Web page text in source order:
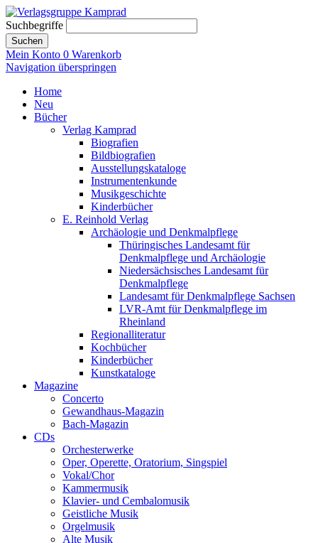
Suchbegriffe
Suchen
Mein Konto 0 Warenkorb
Navigation überspringen
Home
Neu
Bücher
Verlag Kamprad
Biografien
Bildbiografien
Ausstellungskataloge
Instrumentenkunde
Musikgeschichte
Kinderbücher
E. Reinhold Verlag
Archäologie und Denkmalpflege
Thüringisches Landesamt für
Denkmalpflege und Archäologie
Niedersächsisches Landesamt für
Denkmalpflege
Landesamt für Denkmalpflege Sachsen
LVR-Amt für Denkmalpflege im
Rheinland
Regionalliteratur
Kochbücher
Kinderbücher
Kunstkataloge
Magazine
Concerto
Gewandhaus-Magazin
Bach-Magazin
CDs
Orchesterwerke
Oper, Operette, Oratorium, Singspiel
Vokal/Chor
Kammermusik
Klavier- und Cembalomusik
Geistliche Musik
Orgelmusik
Alte Musik